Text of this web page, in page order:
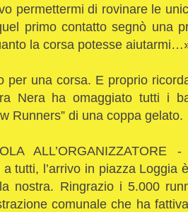
permettermi di rovinare le
primo contatto segnò una
la corsa potesse
per una corsa. E proprio
Nera ha omaggiato tutti i
Runners” di una coppa gelato.
a tutti, l’arrivo in piazza Loggia
nostra. Ringrazio i 5.000
comunale che ha